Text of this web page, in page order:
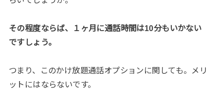
その程度ならば、１ヶ月に通話時間は10分もいかない
ですしょう。
つまり、このかけ放題通話オプションに関しても。メリ
ットにはならないです。